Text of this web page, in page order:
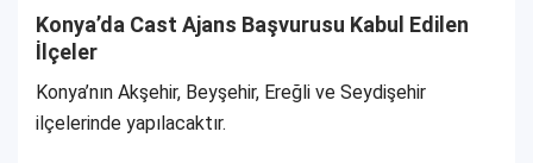
Konya’da Cast Ajans Başvurusu Kabul Edilen
İlçeler
Konya’nın Akşehir, Beyşehir, Ereğli ve Seydişehir
ilçelerinde yapılacaktır.